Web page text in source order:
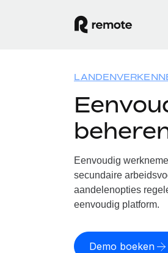
Eenvoudig
secundaire
aandelenopties
eenvoudig platform.
Demo boeken